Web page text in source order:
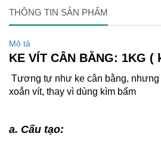
THÔNG TIN SẢN PHẨM
Mô tả
KE VÍT CÂN BẰNG: 1KG (
Tương tự như ke cân bằng, nhưng
xoắn vít, thay vì dùng kìm bấm
a. Cấu tạo: